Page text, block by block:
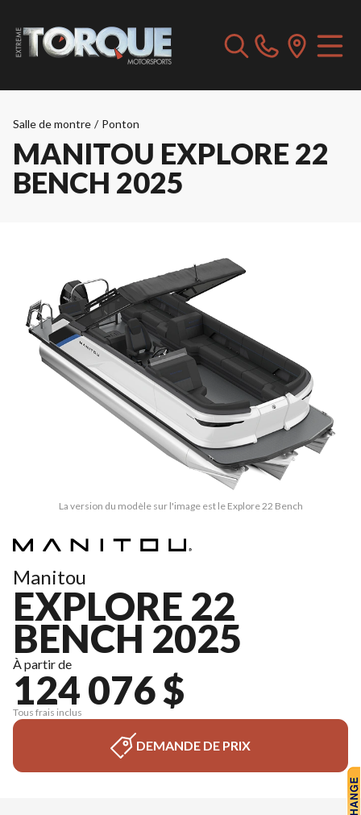
Salle de montre / Ponton
MANITOU EXPLORE 22
BENCH 2025
La version du modèle sur l'image est le Explore 22 Bench
Manitou
EXPLORE 22
BENCH 2025
À partir de
124 076 $
Tous frais inclus
DEMANDE DE PRIX